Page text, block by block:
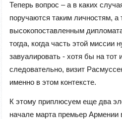
Теперь вопрос – а в каких
поручаются таким личностям, а
высокопоставленным
тогда, когда часть этой миссии
завуалировать - хотя бы на тот
следовательно, визит
именно в этом контексте.
К этому приплюсуем еще два
начале марта премьер Армении